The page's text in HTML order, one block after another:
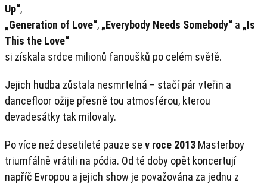
Up“,
„Generation of Love“, „Everybody Needs Somebody“ a „Is
This the Love“
si získala srdce milionů fanoušků po celém světě.
Jejich hudba zůstala nesmrtelná – stačí pár vteřin a
dancefloor ožije přesně tou atmosférou, kterou
devadesátky tak milovaly.
Po více než desetileté pauze se v roce 2013 Masterboy
triumfálně vrátili na pódia. Od té doby opět koncertují
napříč Evropou a jejich show je považována za jednu z